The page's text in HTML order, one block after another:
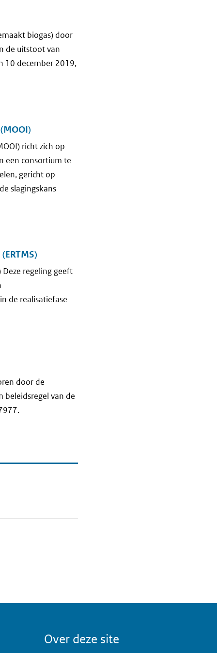
biogas) door
de uitstoot van
10 december 2019,
richt zich op
een consortium te
gericht op
slagingskans
Deze regeling geeft
de realisatiefase
door de
beleidsregel van de
Over deze site